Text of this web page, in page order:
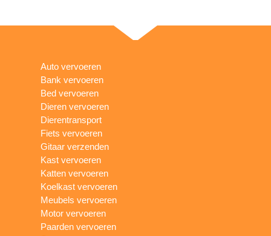
Auto vervoeren
Bank vervoeren
Bed vervoeren
Dieren vervoeren
Dierentransport
Fiets vervoeren
Gitaar verzenden
Kast vervoeren
Katten vervoeren
Koelkast vervoeren
Meubels vervoeren
Motor vervoeren
Paarden vervoeren